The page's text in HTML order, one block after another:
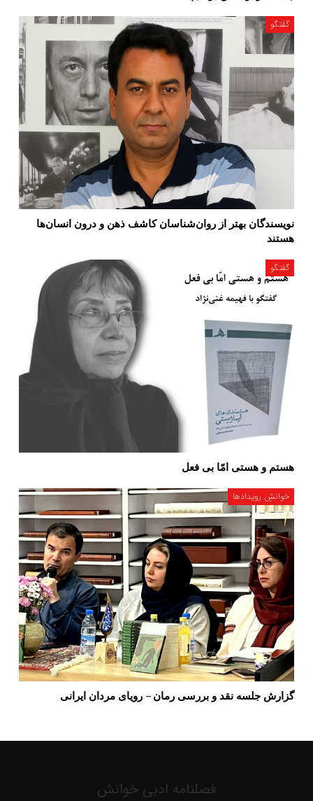
گفتگو
نویسندگان بهتر از روان‌شناسان کاشف ذهن و درون انسان‌ها
هستند
گفتگو
هستم و هستی امّا بی فعل
خوانشِ رویدادها
گزارش جلسه نقد و بررسی رمان – رویای مردان ایرانی
فصلنامه ادبی خوانش